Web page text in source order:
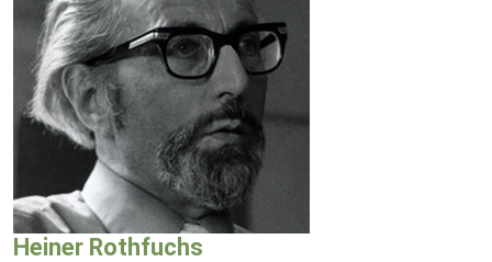
Heiner Rothfuchs